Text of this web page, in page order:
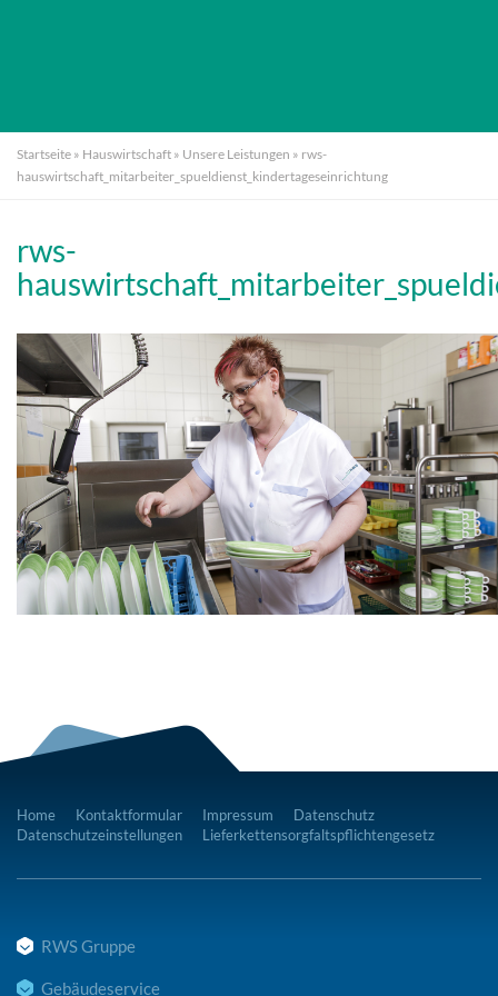
Startseite » Hauswirtschaft » Unsere Leistungen » rws-
hauswirtschaft_mitarbeiter_spueldienst_kindertageseinrichtung
rws-
Home Kontaktformular Impressum
Datenschutz
Datenschutzeinstellungen
Lieferkettensorgfaltspflichtengesetz
RWS Gruppe
Gebäudeservice